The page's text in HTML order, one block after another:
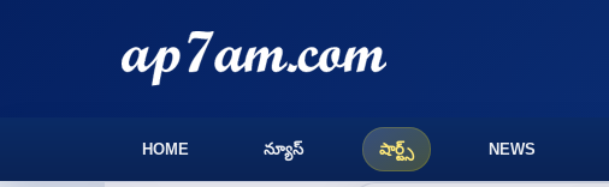
HOME న్యూస్ షార్ట్స్ NEWS